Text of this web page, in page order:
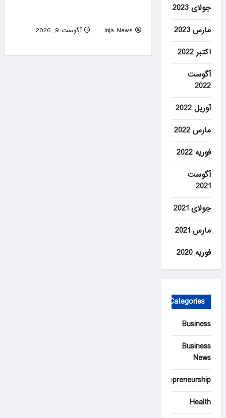
Inja News
آگوست 9, 2026
جولای 2023
مارس 2023
اکتبر 2022
آگوست
2022
آوریل 2022
مارس 2022
فوریه 2022
آگوست
2021
جولای 2021
مارس 2021
فوریه 2020
Categories
Business
Business
News
Entrepreneurship
Health